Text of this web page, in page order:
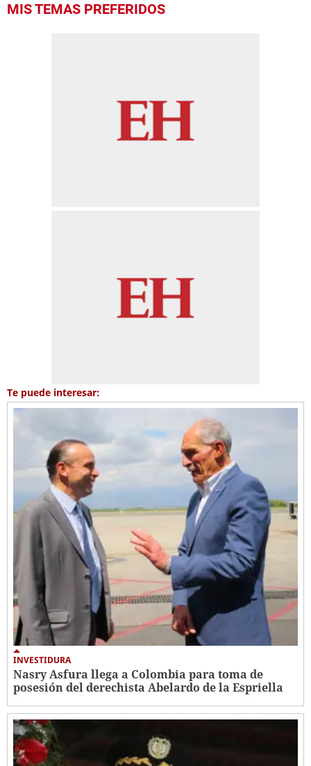
MIS TEMAS PREFERIDOS
Te puede interesar:
INVESTIDURA
Nasry Asfura llega a Colombia para toma de
posesión del derechista Abelardo de la Espriella